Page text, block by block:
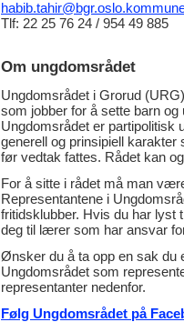
Tlf: 22 25 76 24 / 954 49 885
Om ungdomsrådet
Ungdomsrådet i Grorud
som jobber for å sette barn
Ungdomsrådet er partipolitisk
generell og prinsipiell
før vedtak fattes. Rådet kan
For å sitte i rådet må man
Representantene i
fritidsklubber. Hvis du har lyst
deg til lærer som har ansvar
Ønsker du å ta opp en sak du
Ungdomsrådet som
representanter nedenfor.
Følg Ungdomsrådet på